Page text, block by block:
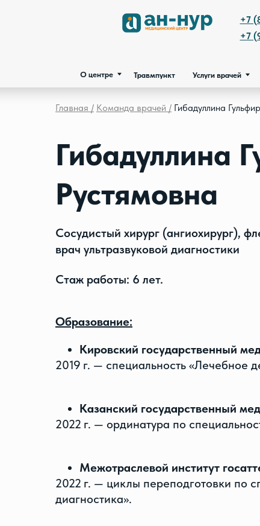
+7 (917)
+7 (843)
Услуги врачей
О центре Травмпункт
Гибадуллина
Рустямовна
Cосудистый хирург (ангиохирург),
врач ультразвуковой диагностики
Образование:
Кировский государственный
2019 г. — специальность «Лечебное
Казанский государственный
2022 г. — ординатура по
Межотраслевой институт
2022 г. — циклы переподготовки по
диагностика».
Стаж работы: 6 лет.
Главная / Команда врачей / Гибадуллина